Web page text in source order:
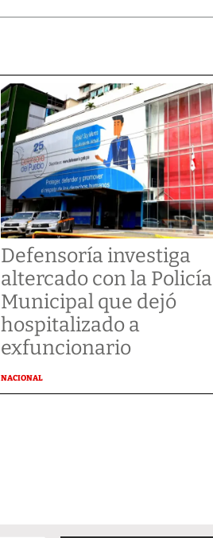
Defensoría investiga
altercado con la Policía
Municipal que dejó
hospitalizado a
exfuncionario
NACIONAL